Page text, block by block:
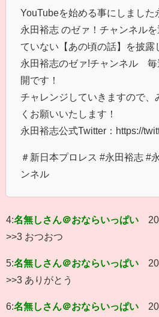
YouTubeを始める事にしました
永田裕志 のゼァ！チャンネル
ていない【あの頃の話】を披露
永田裕志のゼァ!チャンネル
開です！
チャレンジしていきますので、
くお願いいたします！
永田裕志公式Twitter：https://
＃新日本プロレス #永田裕志 #
ンネル
4:名無しさん＠おならいっぱい
>>3 おつおつ
5:名無しさん＠おならいっぱい
>>3 ありがとう
6:名無しさん＠おならいっぱい